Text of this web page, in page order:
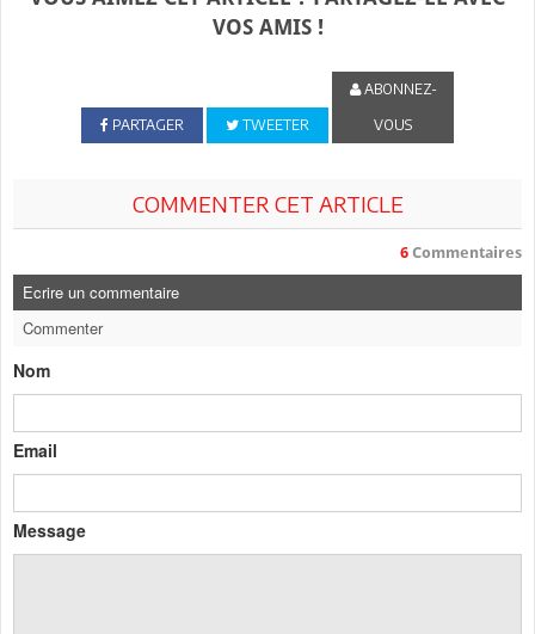
VOS AMIS !
PARTAGER TWEETER
ABONNEZ-
VOUS
COMMENTER CET ARTICLE
6 Commentaires
Ecrire un commentaire
Commenter
Nom
Email
Message